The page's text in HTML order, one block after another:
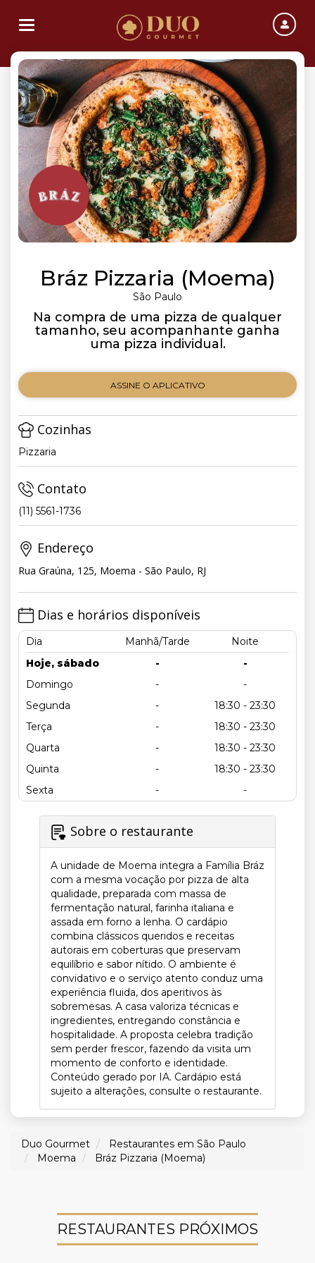
Toggle navigation
Bráz Pizzaria (Moema)
São Paulo
Na compra de uma pizza de qualquer
tamanho, seu acompanhante ganha
uma pizza individual.
ASSINE O APLICATIVO
Cozinhas
Pizzaria
Contato
(11) 5561-1736
Endereço
Rua Graúna, 125, Moema - São Paulo, RJ
Dias e horários disponíveis
Dia Manhã/Tarde
Noite
Hoje, sábado
-
-
Domingo
-
-
Segunda
-
18:30 - 23:30
Terça
-
18:30 - 23:30
Quarta
-
18:30 - 23:30
Quinta
-
18:30 - 23:30
Sexta
- -
Sobre o restaurante
A unidade de Moema integra a Família Bráz
com a mesma vocação por pizza de alta
qualidade, preparada com massa de
fermentação natural, farinha italiana e
assada em forno a lenha. O cardápio
combina clássicos queridos e receitas
autorais em coberturas que preservam
equilíbrio e sabor nítido. O ambiente é
convidativo e o serviço atento conduz uma
experiência fluida, dos aperitivos às
sobremesas. A casa valoriza técnicas e
ingredientes, entregando constância e
hospitalidade. A proposta celebra tradição
sem perder frescor, fazendo da visita um
momento de conforto e identidade.
Conteúdo gerado por IA. Cardápio está
sujeito a alterações, consulte o restaurante.
Duo Gourmet
Restaurantes em São Paulo
Moema
Bráz Pizzaria (Moema)
RESTAURANTES PRÓXIMOS